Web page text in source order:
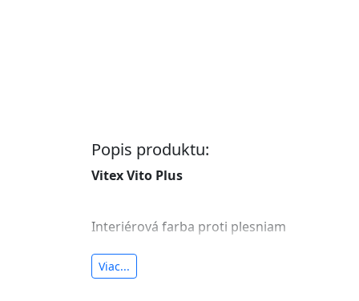
Popis produktu:
Vitex Vito Plus
Interiérová farba proti plesniam
antibakteriálna a umývateľná
Viac...